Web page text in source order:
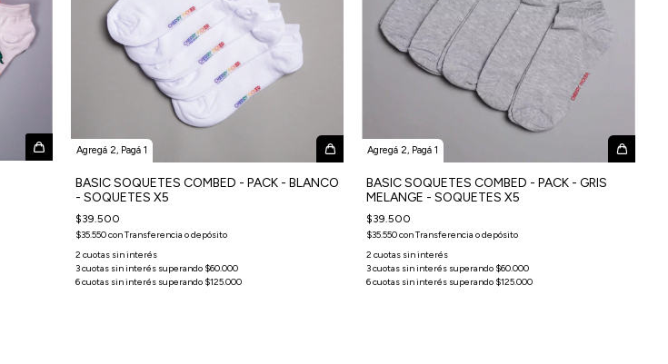
Agregá 2, Pagá 1
BASIC SOQUETES COMBED - PACK - BLANCO
- SOQUETES X5
$39.500
$35.550conTransferencia o depósito
Agregá 2, Pagá 1
BASIC SOQUETES COMBED - PACK - GRIS
MELANGE - SOQUETES X5
$39.500
$35.550conTransferencia o depósito